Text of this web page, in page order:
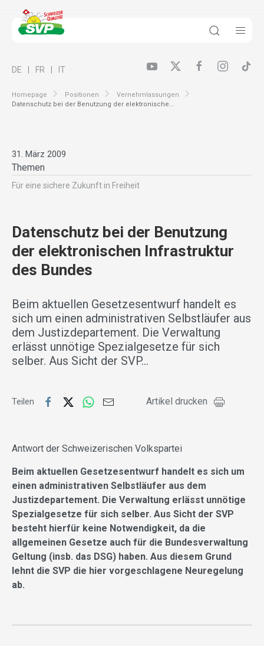
Homepage Positionen
Vernehmlassungen
Datenschutz bei der Benutzung der elektronische...
DE FR IT
31. März 2009
Themen
Für eine sichere Zukunft in Freiheit
Datenschutz bei der Benutzung
der elektronischen Infrastruktur
des Bundes
Beim aktuellen Gesetzesentwurf handelt es
sich um einen administrativen Selbstläufer aus
dem Justizdepartement. Die Verwaltung
erlässt unnötige Spezialgesetze für sich
selber. Aus Sicht der SVP…
Teilen Artikel drucken
Antwort der Schweizerischen Volkspartei
Beim aktuellen Gesetzesentwurf handelt es sich um
einen administrativen Selbstläufer aus dem
Justizdepartement. Die Verwaltung erlässt unnötige
Spezialgesetze für sich selber. Aus Sicht der SVP
besteht hierfür keine Notwendigkeit, da die
allgemeinen Gesetze auch für die Bundesverwaltung
Geltung (insb. das DSG) haben. Aus diesem Grund
lehnt die SVP die hier vorgeschlagene Neuregelung
ab.